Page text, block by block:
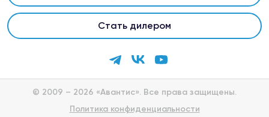
Киров (Кировская обл.), ул. Производственная,
Магазин Rollingmoto
Орел, ул. Ломоносова, 6Б, Орёл (ТЦ Утес, этаж
Стать дилером
© 2009 – 2026 «Авантис». Все права защищены.
Политика конфиденциальности